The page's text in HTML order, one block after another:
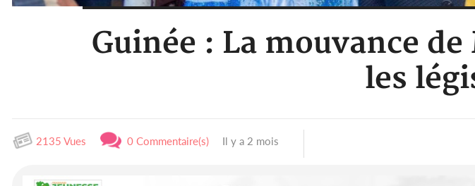
Guinée : La mouvance
les
2135 Vues 0 Commentaire(s) Il y a 2 mois